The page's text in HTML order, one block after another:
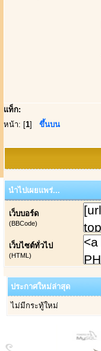
แท็ก:
หน้า: [1] ขึ้นบน
นำไปเผยแพร่...
เว็บบอร์ด
(BBCode)
เว็บไซต์ทั่วไป
(HTML)
ประกาศใหม่ล่าสุด
ไม่มีกระทู้ใหม่